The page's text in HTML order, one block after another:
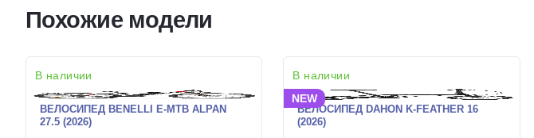
Похожие модели
В наличии
ВЕЛОСИПЕД BENELLI E-MTB ALPAN
27.5 (2026)
В наличии
NEW
ВЕЛОСИПЕД DAHON K-FEATHER 16
(2026)